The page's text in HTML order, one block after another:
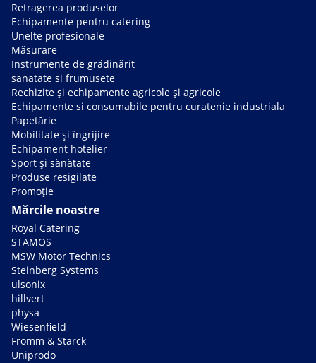
Retragerea produselor
Echipamente pentru catering
Unelte profesionale
Măsurare
Instrumente de grădinărit
sanatate si frumusete
Rechizite și echipamente agricole și agricole
Echipamente si consumabile pentru curatenie industriala
Papetărie
Mobilitate și îngrijire
Echipament hotelier
Sport și sănătate
Produse resigilate
Promoție
Mărcile noastre
Royal Catering
STAMOS
MSW Motor Technics
Steinberg Systems
ulsonix
hillvert
physa
Wiesenfield
Fromm & Starck
Uniprodo